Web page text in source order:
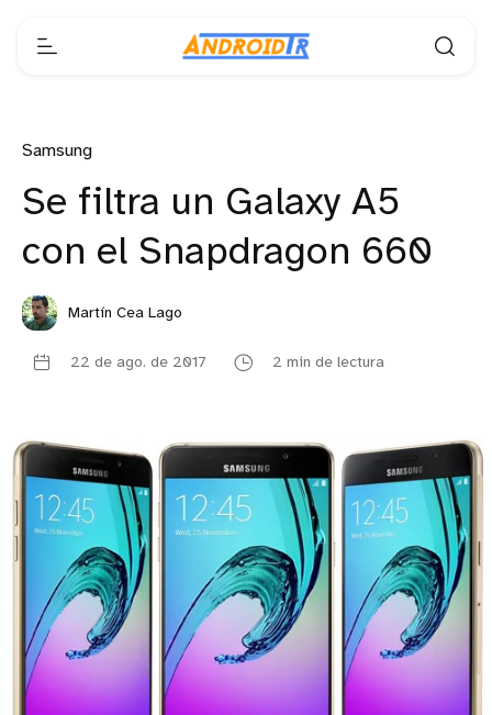
Samsung
Se filtra un Galaxy A5
con el Snapdragon 660
Martín Cea Lago
22 de ago. de 2017 2 min de lectura